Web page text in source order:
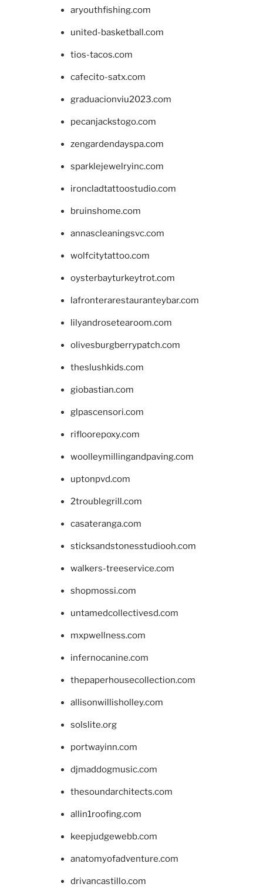
aryouthfishing.com
united-basketball.com
tios-tacos.com
cafecito-satx.com
graduacionviu2023.com
pecanjackstogo.com
zengardendayspa.com
sparklejewelryinc.com
ironcladtattoostudio.com
bruinshome.com
annascleaningsvc.com
wolfcitytattoo.com
oysterbayturkeytrot.com
lafronterarestauranteybar.com
lilyandrosetearoom.com
olivesburgberrypatch.com
theslushkids.com
giobastian.com
glpascensori.com
rifloorepoxy.com
woolleymillingandpaving.com
uptonpvd.com
2troublegrill.com
casateranga.com
sticksandstonesstudiooh.com
walkers-treeservice.com
shopmossi.com
untamedcollectivesd.com
mxpwellness.com
infernocanine.com
thepaperhousecollection.com
allisonwillisholley.com
solslite.org
portwayinn.com
djmaddogmusic.com
thesoundarchitects.com
allin1roofing.com
keepjudgewebb.com
anatomyofadventure.com
drivancastillo.com